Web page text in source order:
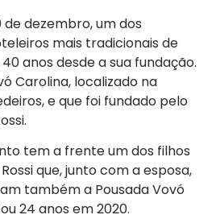
de dezembro, um dos
mais tradicionais de
anos desde a sua fundação.
Carolina, localizado na
e que foi fundado pelo
tem a frente um dos filhos
que, junto com a esposa,
também a Pousada Vovó
24 anos em 2020.